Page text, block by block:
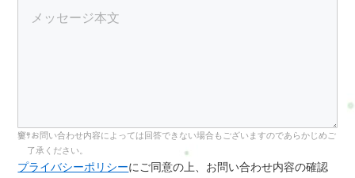
お問い合わせ内容によっては回答できない場合もございますのであらかじめご
了承ください。
プライバシーポリシーにご同意の上、お問い合わせ内容の確認